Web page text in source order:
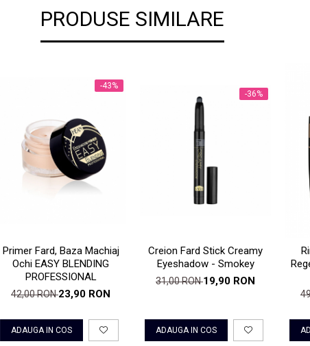
PRODUSE SIMILARE
-43%
Primer Fard, Baza Machiaj
Ochi EASY BLENDING
PROFESSIONAL
42,00 RON23,90 RON
ADAUGA IN COS
-36%
Creion Fard Stick Creamy
Eyeshadow - Smokey
31,00 RON19,90 RON
ADAUGA IN COS